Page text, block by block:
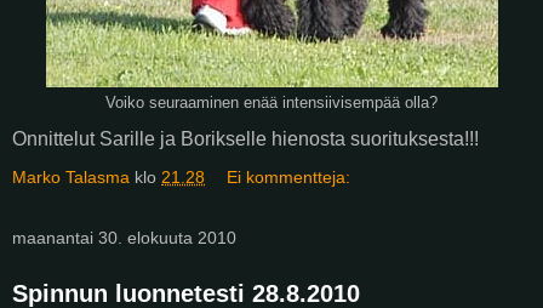
Voiko seuraaminen enää intensiivisempää olla?
Onnittelut Sarille ja Borikselle hienosta suorituksesta!!!
Marko Talasma klo 21.28 Ei kommentteja:
maanantai 30. elokuuta 2010
Spinnun luonnetesti 28.8.2010